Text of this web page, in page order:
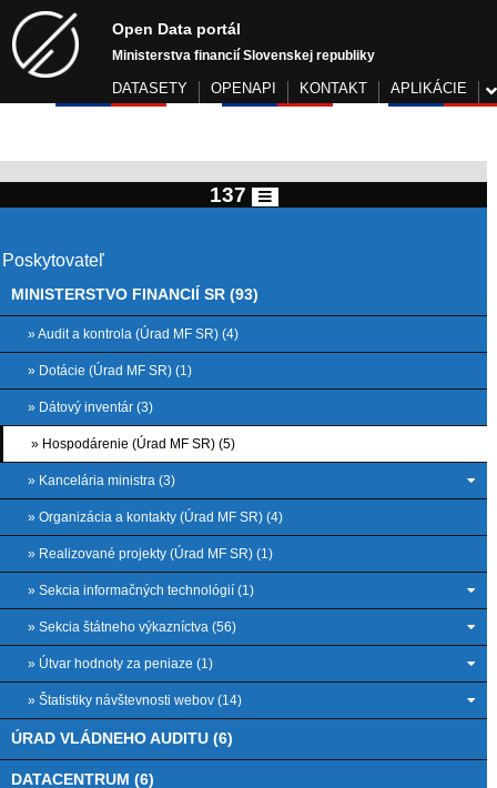
Open Data portál
Ministerstva financií Slovenskej republiky
DATASETY OPENAPI KONTAKT APLIKÁCIE
137
Poskytovateľ
MINISTERSTVO FINANCIÍ SR (93)
» Audit a kontrola (Úrad MF SR) (4)
» Dotácie (Úrad MF SR) (1)
» Dátový inventár (3)
» Hospodárenie (Úrad MF SR) (5)
» Kancelária ministra (3)
» Organizácia a kontakty (Úrad MF SR) (4)
» Realizované projekty (Úrad MF SR) (1)
» Sekcia informačných technológií (1)
» Sekcia štátneho výkazníctva (56)
» Útvar hodnoty za peniaze (1)
» Štatistiky návštevnosti webov (14)
ÚRAD VLÁDNEHO AUDITU (6)
DATACENTRUM (6)